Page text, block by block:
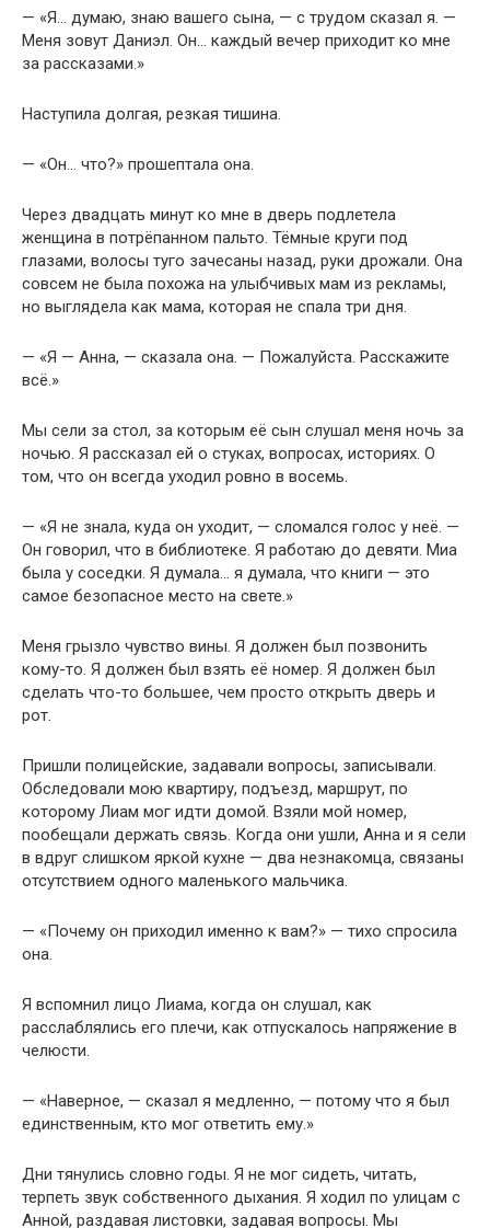
— «Я… думаю, знаю вашего сына, — с трудом сказал я. —
Меня зовут Даниэл. Он… каждый вечер приходит ко мне
за рассказами.»
Наступила долгая, резкая тишина.
— «Он… что?» прошептала она.
Через двадцать минут ко мне в дверь подлетела
женщина в потрёпанном пальто. Тёмные круги под
глазами, волосы туго зачесаны назад, руки дрожали. Она
совсем не была похожа на улыбчивых мам из рекламы,
но выглядела как мама, которая не спала три дня.
— «Я — Анна, — сказала она. — Пожалуйста. Расскажите
всё.»
Мы сели за стол, за которым её сын слушал меня ночь за
ночью. Я рассказал ей о стуках, вопросах, историях. О
том, что он всегда уходил ровно в восемь.
— «Я не знала, куда он уходит, — сломался голос у неё. —
Он говорил, что в библиотеке. Я работаю до девяти. Миа
была у соседки. Я думала… я думала, что книги — это
самое безопасное место на свете.»
Меня грызло чувство вины. Я должен был позвонить
кому-то. Я должен был взять её номер. Я должен был
сделать что-то большее, чем просто открыть дверь и
рот.
Пришли полицейские, задавали вопросы, записывали.
Обследовали мою квартиру, подъезд, маршрут, по
которому Лиам мог идти домой. Взяли мой номер,
пообещали держать связь. Когда они ушли, Анна и я сели
в вдруг слишком яркой кухне — два незнакомца, связаны
отсутствием одного маленького мальчика.
— «Почему он приходил именно к вам?» — тихо спросила
она.
Я вспомнил лицо Лиама, когда он слушал, как
расслаблялись его плечи, как отпускалось напряжение в
челюсти.
— «Наверное, — сказал я медленно, — потому что я был
единственным, кто мог ответить ему.»
Дни тянулись словно годы. Я не мог сидеть, читать,
терпеть звук собственного дыхания. Я ходил по улицам с
Анной, раздавая листовки, задавая вопросы. Мы